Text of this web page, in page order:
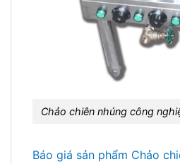
Chảo chiên nhúng công
Báo giá sản phẩm Chảo